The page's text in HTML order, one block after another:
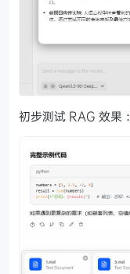
初步测试 RAG 效果：